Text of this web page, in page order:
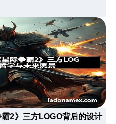
2》三方LOGO背后的设计